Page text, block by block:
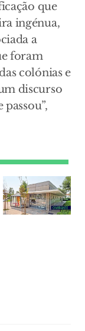
que
ingénua,
a
foram
colónias e
discurso